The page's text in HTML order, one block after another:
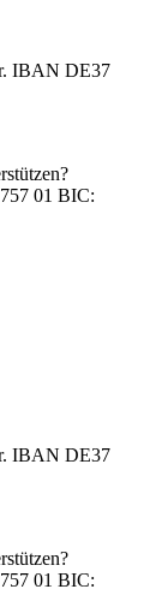
IBAN DE37
01 BIC:
IBAN DE37
01 BIC: